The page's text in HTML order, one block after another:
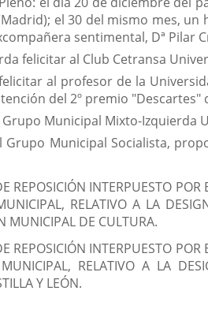
el 30 del mismo mes,
sentimental, Dª Pilar
felicitar al Club Cetransa
al profesor de la
del 2º premio "Descartes"
Municipal Mixto-
Grupo Municipal Socialista,
REPOSICIÓN INTERPUESTO
RELATIVO A LA
MUNICIPAL DE CULTURA.
REPOSICIÓN INTERPUESTO
RELATIVO A LA
Y LEÓN.